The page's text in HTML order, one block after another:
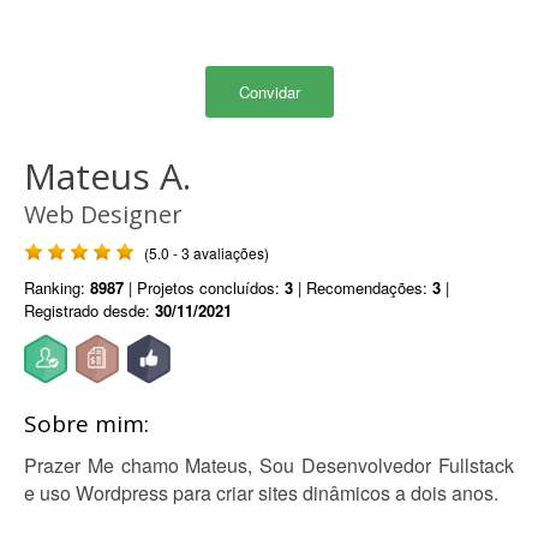
Convidar
Mateus A.
Web Designer
(5.0 - 3 avaliações)
Ranking: 8987 | Projetos concluídos: 3 | Recomendações: 3 |
Registrado desde: 30/11/2021
Sobre mim:
Prazer Me chamo Mateus, Sou Desenvolvedor Fullstack
e uso Wordpress para criar sites dinâmicos a dois anos.